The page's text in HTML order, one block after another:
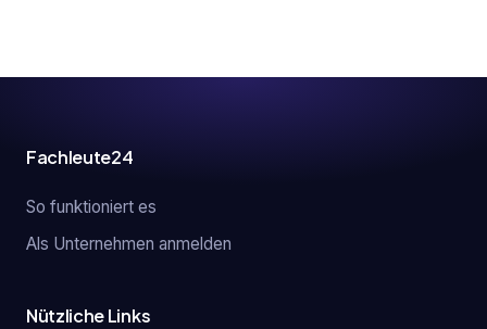
Fachleute24
So funktioniert es
Als Unternehmen anmelden
Nützliche Links